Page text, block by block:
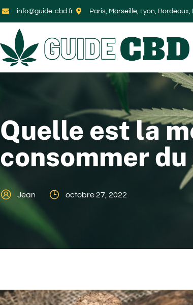
info@guide-cbd.fr Paris, Marseille, Lyon,
Quelle est la
consommer du
Jean octobre 27, 2022